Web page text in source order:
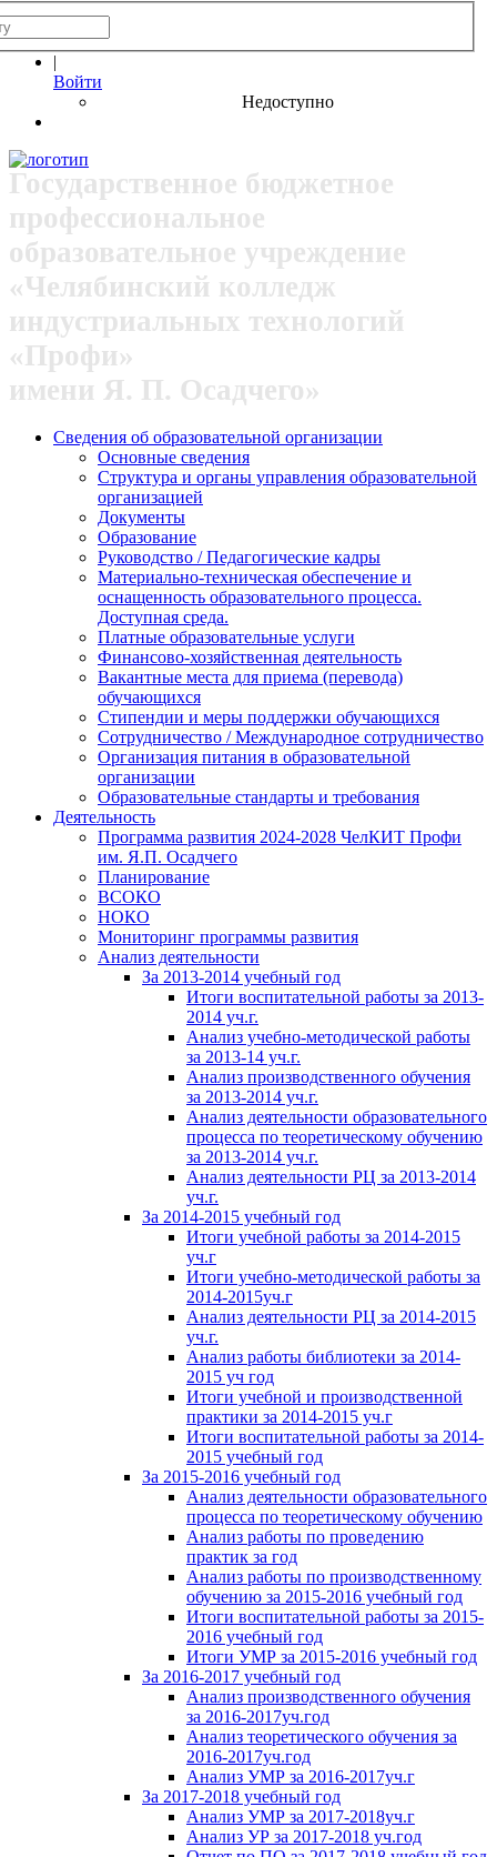
|
Войти
Недоступно
Государственное бюджетное
профессиональное
образовательное учреждение
«Челябинский колледж
индустриальных технологий
«Профи»
имени Я. П. Осадчего»
Сведения об образовательной организации
Основные сведения
Структура и органы управления образовательной
организацией
Документы
Образование
Руководство / Педагогические кадры
Материально-техническая обеспечение и
оснащенность образовательного процесса.
Доступная среда.
Платные образовательные услуги
Финансово-хозяйственная деятельность
Вакантные места для приема (перевода)
обучающихся
Стипендии и меры поддержки обучающихся
Сотрудничество / Международное сотрудничество
Организация питания в образовательной
организации
Образовательные стандарты и требования
Деятельность
Программа развития 2024-2028 ЧелКИТ Профи
им. Я.П. Осадчего
Планирование
ВСОКО
НОКО
Мониторинг программы развития
Анализ деятельности
За 2013-2014 учебный год
Итоги воспитательной работы за 2013-
2014 уч.г.
Анализ учебно-методической работы
за 2013-14 уч.г.
Анализ производственного обучения
за 2013-2014 уч.г.
Анализ деятельности образовательного
процесса по теоретическому обучению
за 2013-2014 уч.г.
Анализ деятельности РЦ за 2013-2014
уч.г.
За 2014-2015 учебный год
Итоги учебной работы за 2014-2015
уч.г
Итоги учебно-методической работы за
2014-2015уч.г
Анализ деятельности РЦ за 2014-2015
уч.г.
Анализ работы библиотеки за 2014-
2015 уч год
Итоги учебной и производственной
практики за 2014-2015 уч.г
Итоги воспитательной работы за 2014-
2015 учебный год
За 2015-2016 учебный год
Анализ деятельности образовательного
процесса по теоретическому обучению
Анализ работы по проведению
практик за год
Анализ работы по производственному
обучению за 2015-2016 учебный год
Итоги воспитательной работы за 2015-
2016 учебный год
Итоги УМР за 2015-2016 учебный год
За 2016-2017 учебный год
Анализ производственного обучения
за 2016-2017уч.год
Анализ теоретического обучения за
2016-2017уч.год
Анализ УМР за 2016-2017уч.г
За 2017-2018 учебный год
Анализ УМР за 2017-2018уч.г
Анализ УР за 2017-2018 уч.год